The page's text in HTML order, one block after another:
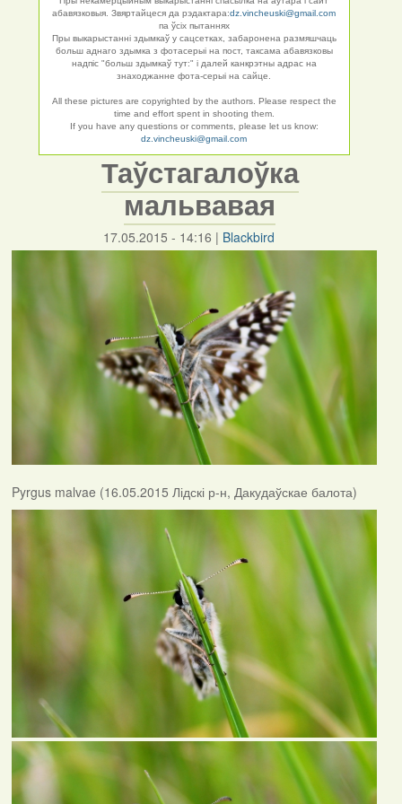
абавязковыя. Звяртайцеся да рэдактара:dz.vincheuski@gmail.com
па ўсіх пытаннях
Пры выкарыстанні здымкаў у сацсетках, забаронена размяшчаць
больш аднаго здымка з фотасерыі на пост, таксама абавязковы
надпіс "больш здымкаў тут:" і далей канкрэтны адрас на
знаходжанне фота-серыі на сайце.
All these pictures are copyrighted by the authors. Please respect the
time and effort spent in shooting them.
If you have any questions or comments, please let us know:
dz.vincheuski@gmail.com
Таўстагалоўка
мальвавая
17.05.2015 - 14:16 | Blackbird
Pyrgus malvae (16.05.2015 Лідскі р-н, Дакудаўскае балота)